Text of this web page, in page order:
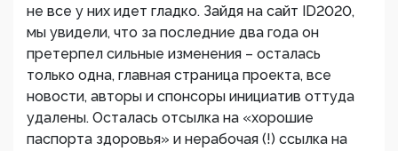
не все у них идет гладко. Зайдя на сайт ID2020,
мы увидели, что за последние два года он
претерпел сильные изменения – осталась
только одна, главная страница проекта, все
новости, авторы и спонсоры инициатив оттуда
удалены. Осталась отсылка на «хорошие
паспорта здоровья» и нерабочая (!) ссылка на